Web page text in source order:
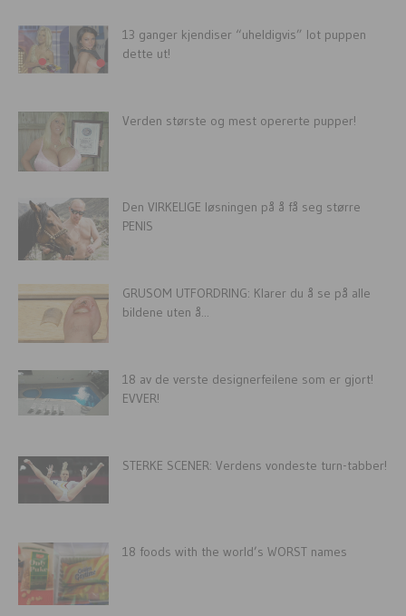
13 ganger kjendiser “uheldigvis” lot puppen
dette ut!
Verden største og mest opererte pupper!
Den VIRKELIGE løsningen på å få seg større
PENIS
GRUSOM UTFORDRING: Klarer du å se på alle
bildene uten å...
18 av de verste designerfeilene som er gjort!
EVVER!
STERKE SCENER: Verdens vondeste turn-tabber!
18 foods with the world’s WORST names